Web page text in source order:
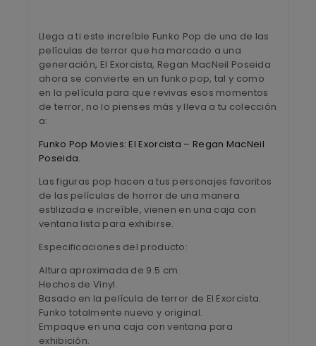
Llega a ti este increíble Funko Pop de una de las
películas de terror que ha marcado a una
generación, El Exorcista, Regan MacNeil Poseida
ahora se convierte en un funko pop, tal y como
en la película para que revivas esos momentos
de terror, no lo pienses más y lleva a tu colección
a:
Funko Pop Movies: El Exorcista – Regan MacNeil
Poseida.
Las figuras pop hacen a tus personajes favoritos
de las películas de horror de una manera
estilizada e increíble, vienen en una caja con
ventana lista para exhibirse.
Especificaciones del producto:
Altura aproximada de 9.5 cm.
Hechos de Vinyl.
Basado en la película de terror de El Exorcista.
Funko totalmente nuevo y original.
Empaque en una caja con ventana para
exhibición.